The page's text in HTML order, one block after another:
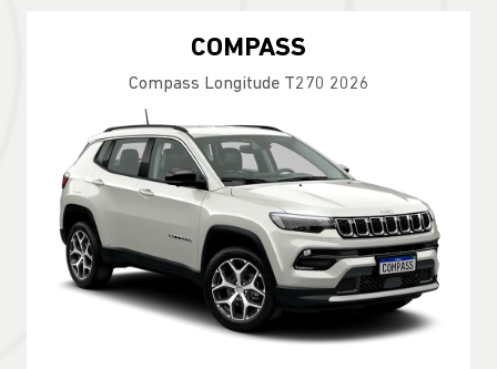
COMPASS
Compass Longitude T270 2026